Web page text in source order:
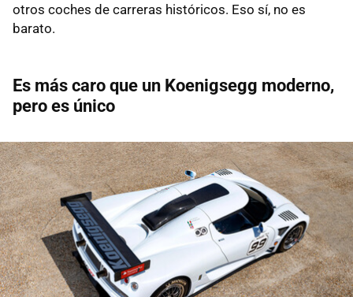
otros coches de carreras históricos. Eso sí, no es
barato.
Es más caro que un Koenigsegg moderno,
pero es único